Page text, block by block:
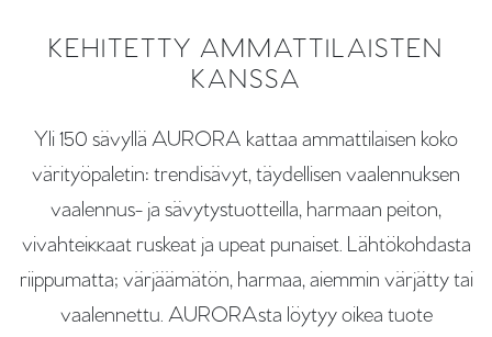
KEHITETTY AMMATTILAISTEN
KANSSA
Yli 150 sävyllä AURORA kattaa ammattilaisen koko
värityöpaletin: trendisävyt, täydellisen vaalennuksen
vaalennus- ja sävytystuotteilla, harmaan peiton,
vivahteiккaat ruskeat ja upeat punaiset. Lähtökohdasta
riippumatta; värjäämätön, harmaa, aiemmin värjätty tai
vaalennettu. AURORAsta löytyy oikea tuote